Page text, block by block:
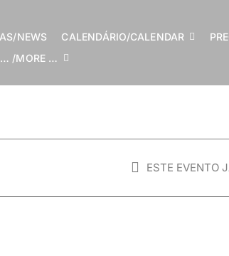
NEWS CALENDÁRIO/CALENDAR
/MORE …
ESTE EVENTO